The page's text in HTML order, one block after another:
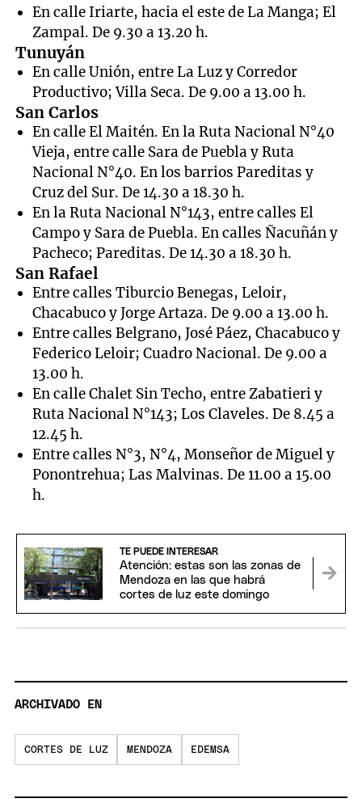
En calle Iriarte, hacia el este de La Manga; El
Zampal. De 9.30 a 13.20 h.
Tunuyán
En calle Unión, entre La Luz y Corredor
Productivo; Villa Seca. De 9.00 a 13.00 h.
San Carlos
En calle El Maitén. En la Ruta Nacional N°40
Vieja, entre calle Sara de Puebla y Ruta
Nacional N°40. En los barrios Pareditas y
Cruz del Sur. De 14.30 a 18.30 h.
En la Ruta Nacional N°143, entre calles El
Campo y Sara de Puebla. En calles Ñacuñán y
Pacheco; Pareditas. De 14.30 a 18.30 h.
San Rafael
Entre calles Tiburcio Benegas, Leloir,
Chacabuco y Jorge Artaza. De 9.00 a 13.00 h.
Entre calles Belgrano, José Páez, Chacabuco y
Federico Leloir; Cuadro Nacional. De 9.00 a
13.00 h.
En calle Chalet Sin Techo, entre Zabatieri y
Ruta Nacional N°143; Los Claveles. De 8.45 a
12.45 h.
Entre calles N°3, N°4, Monseñor de Miguel y
Ponontrehua; Las Malvinas. De 11.00 a 15.00
h.
TE PUEDE INTERESAR
Atención: estas son las zonas de
Mendoza en las que habrá
cortes de luz este domingo
ARCHIVADO EN
CORTES DE LUZ MENDOZA EDEMSA